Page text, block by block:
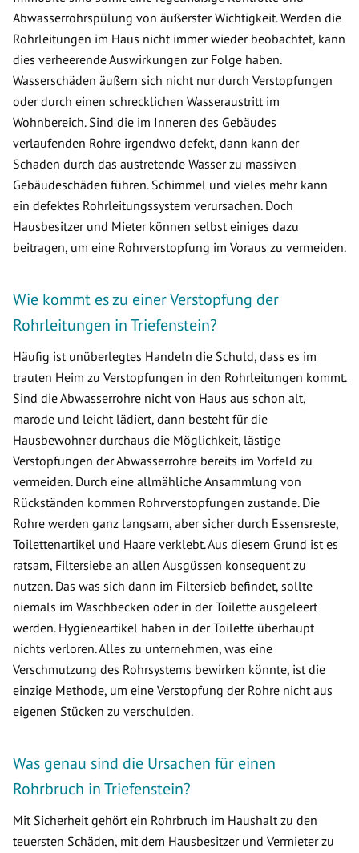
Abwasserrohrspülung von äußerster Wichtigkeit. Werden die
Rohrleitungen im Haus nicht immer wieder beobachtet, kann
dies verheerende Auswirkungen zur Folge haben.
Wasserschäden äußern sich nicht nur durch Verstopfungen
oder durch einen schrecklichen Wasseraustritt im
Wohnbereich. Sind die im Inneren des Gebäudes
verlaufenden Rohre irgendwo defekt, dann kann der
Schaden durch das austretende Wasser zu massiven
Gebäudeschäden führen. Schimmel und vieles mehr kann
ein defektes Rohrleitungssystem verursachen. Doch
Hausbesitzer und Mieter können selbst einiges dazu
beitragen, um eine Rohrverstopfung im Voraus zu vermeiden.
Wie kommt es zu einer Verstopfung der
Rohrleitungen in Triefenstein?
Häufig ist unüberlegtes Handeln die Schuld, dass es im
trauten Heim zu Verstopfungen in den Rohrleitungen kommt.
Sind die Abwasserrohre nicht von Haus aus schon alt,
marode und leicht lädiert, dann besteht für die
Hausbewohner durchaus die Möglichkeit, lästige
Verstopfungen der Abwasserrohre bereits im Vorfeld zu
vermeiden. Durch eine allmähliche Ansammlung von
Rückständen kommen Rohrverstopfungen zustande. Die
Rohre werden ganz langsam, aber sicher durch Essensreste,
Toilettenartikel und Haare verklebt. Aus diesem Grund ist es
ratsam, Filtersiebe an allen Ausgüssen konsequent zu
nutzen. Das was sich dann im Filtersieb befindet, sollte
niemals im Waschbecken oder in der Toilette ausgeleert
werden. Hygieneartikel haben in der Toilette überhaupt
nichts verloren. Alles zu unternehmen, was eine
Verschmutzung des Rohrsystems bewirken könnte, ist die
einzige Methode, um eine Verstopfung der Rohre nicht aus
eigenen Stücken zu verschulden.
Was genau sind die Ursachen für einen
Rohrbruch in Triefenstein?
Mit Sicherheit gehört ein Rohrbruch im Haushalt zu den
teuersten Schäden, mit dem Hausbesitzer und Vermieter zu